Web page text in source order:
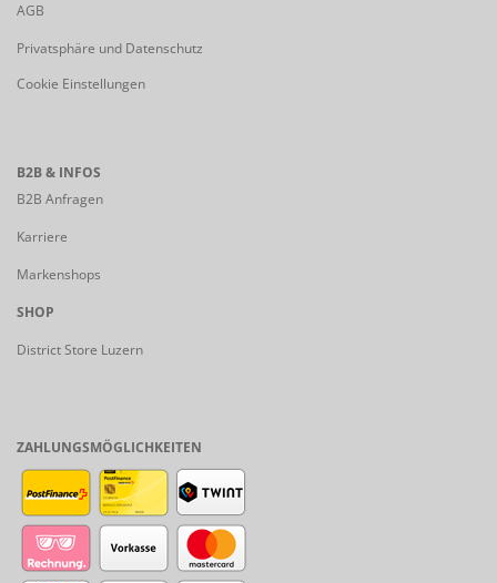
AGB
Privatsphäre und Datenschutz
Cookie Einstellungen
B2B & INFOS
B2B Anfragen
Karriere
Markenshops
SHOP
District Store Luzern
ZAHLUNGSMÖGLICHKEITEN